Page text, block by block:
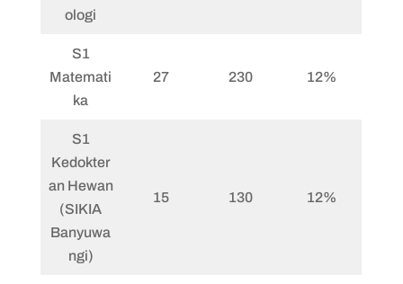
ologi
S1
Matemati
ka
27 230 12%
S1
Kedokter
an Hewan
(SIKIA
Banyuwa
ngi)
15 130 12%